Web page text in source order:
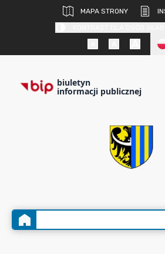
MAPA STRONY
biuletyn
informacji publicznej